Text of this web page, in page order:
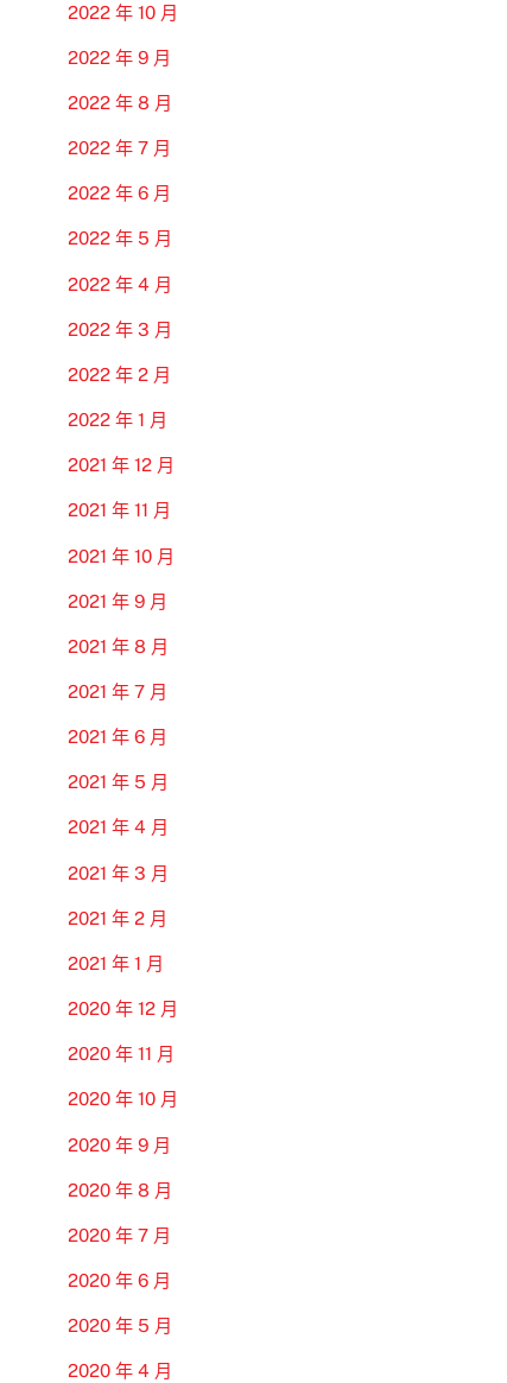
2022 年 10 月
2022 年 9 月
2022 年 8 月
2022 年 7 月
2022 年 6 月
2022 年 5 月
2022 年 4 月
2022 年 3 月
2022 年 2 月
2022 年 1 月
2021 年 12 月
2021 年 11 月
2021 年 10 月
2021 年 9 月
2021 年 8 月
2021 年 7 月
2021 年 6 月
2021 年 5 月
2021 年 4 月
2021 年 3 月
2021 年 2 月
2021 年 1 月
2020 年 12 月
2020 年 11 月
2020 年 10 月
2020 年 9 月
2020 年 8 月
2020 年 7 月
2020 年 6 月
2020 年 5 月
2020 年 4 月